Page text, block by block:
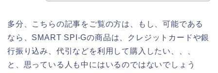
多分、こちらの記事をご覧の方は、もし、可能である
なら、SMART SPI-Gの商品は、クレジットカードや銀
行振り込み、代引などを利用して購入したい、、、
と、思っている人も中にはいるのではないでしょう